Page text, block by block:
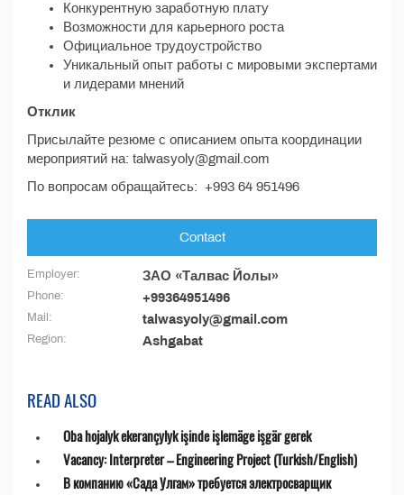
Конкурентную заработную плату
Возможности для карьерного роста
Официальное трудоустройство
Уникальный опыт работы с мировыми экспертами
и лидерами мнений
Отклик
Присылайте резюме с описанием опыта координации
мероприятий на: talwasyoly@gmail.com
По вопросам обращайтесь: +993 64 951496
Contact
Employer: ЗАО «Талвас Йолы»
Phone: +99364951496
Mail: talwasyoly@gmail.com
Region: Ashgabat
READ ALSO
Oba hojalyk ekerançylyk işinde işlemäge işgär gerek
Vacancy: Interpreter – Engineering Project (Turkish/English)
В компанию «Сада Улгам» требуется электросварщик